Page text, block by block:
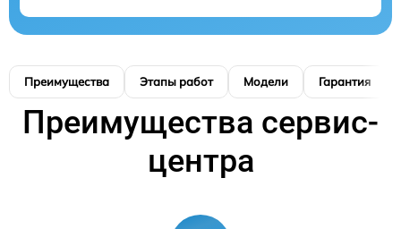
Преимущества Этапы работ Модели Гарантия
Преимущества сервис-
центра